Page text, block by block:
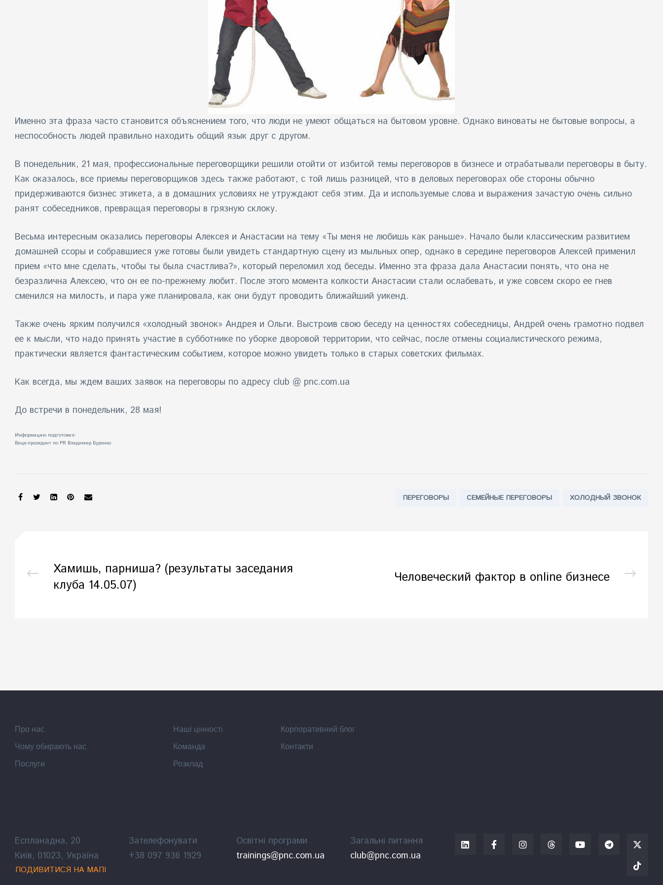
Именно эта фраза часто становится объяснением того, что люди не умеют общаться на бытовом уровне. Однако виноваты не бытовые вопросы, а
неспособность людей правильно находить общий язык друг с другом.
В понедельник, 21 мая, профессиональные переговорщики решили отойти от избитой темы переговоров в бизнесе и отрабатывали переговоры в быту.
Как оказалось, все приемы переговорщиков здесь также работают, с той лишь разницей, что в деловых переговорах обе стороны обычно
придерживаются бизнес этикета, а в домашних условиях не утруждают себя этим. Да и используемые слова и выражения зачастую очень сильно
ранят собеседников, превращая переговоры в грязную склоку.
Весьма интересным оказались переговоры Алексея и Анастасии на тему «Ты меня не любишь как раньше». Начало были классическим развитием
домашней ссоры и собравшиеся уже готовы были увидеть стандартную сцену из мыльных опер, однако в середине переговоров Алексей применил
прием «что мне сделать, чтобы ты была счастлива?», который переломил ход беседы. Именно эта фраза дала Анастасии понять, что она не
безразлична Алексею, что он ее по-прежнему любит. После этого момента колкости Анастасии стали ослабевать, и уже совсем скоро ее гнев
сменился на милость, и пара уже планировала, как они будут проводить ближайший уикенд.
Также очень ярким получился «холодный звонок» Андрея и Ольги. Выстроив свою беседу на ценностях собеседницы, Андрей очень грамотно подвел
ее к мысли, что надо принять участие в субботнике по уборке дворовой территории, что сейчас, после отмены социалистического режима,
практически является фантастическим событием, которое можно увидеть только в старых советских фильмах.
Как всегда, мы ждем ваших заявок на переговоры по адресу club @ pnc.com.ua
До встречи в понедельник, 28 мая!
Информацию подготовил:
Вице-президент по PR Владимир Буренко
SHARE: Tags:
ПЕРЕГОВОРЫ СЕМЕЙНЫЕ ПЕРЕГОВОРЫ ХОЛОДНЫЙ ЗВОНОК
Хамишь, парниша? (результаты заседания
клуба 14.05.07)
Человеческий фактор в online бизнесе
Про нас
Чому обирають нас
Послуги
Наші цiнностi
Команда
Розклад
Корпоративний блог
Контакти
Еспланадна, 20
Київ, 01023, Україна
ПОДИВИТИСЯ НА МАПІ
Зателефонувати
+38 097 936 1929
Освітні програми
trainings@pnc.com.ua
Загальні питання
club@pnc.com.ua